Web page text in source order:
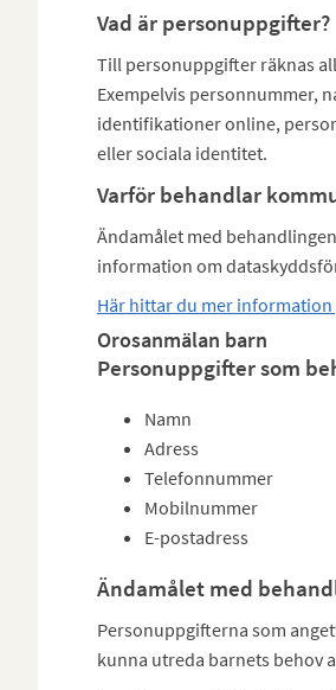
Vad är personuppgifter?
Till personuppgifter räknas
Exempelvis personnummer,
identifikationer online,
eller sociala identitet.
Varför behandlar
Ändamålet med
information om
Här hittar du mer information
Orosanmälan barn
Personuppgifter som
Namn
Adress
Telefonnummer
Mobilnummer
E-postadress
Ändamålet med
Personuppgifterna som
kunna utreda barnets behov